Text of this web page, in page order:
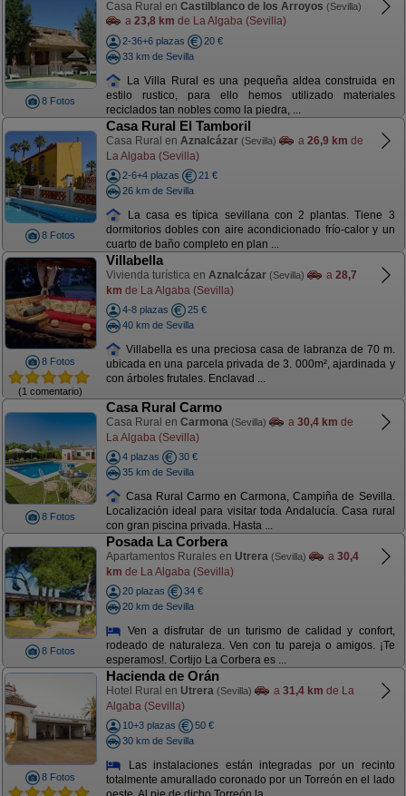
8 Fotos
Casa Rural en Castilblanco de los Arroyos (Sevilla)
a 23,8 km de La Algaba (Sevilla)
2-36+6 plazas
20 €
33 km de Sevilla
La Villa Rural es una pequeña aldea construida en
estilo rustico, para ello hemos utilizado materiales
reciclados tan nobles como la piedra, ...
8 Fotos
Casa Rural El Tamboril
Casa Rural en Aznalcázar (Sevilla) a 26,9 km de
La Algaba (Sevilla)
2-6+4 plazas
21 €
26 km de Sevilla
La casa es típica sevillana con 2 plantas. Tiene 3
dormitorios dobles con aire acondicionado frío-calor y un
cuarto de baño completo en plan ...
8 Fotos
(1 comentario)
Villabella
Vivienda turística en Aznalcázar (Sevilla) a 28,7
km de La Algaba (Sevilla)
4-8 plazas
25 €
40 km de Sevilla
Villabella es una preciosa casa de labranza de 70 m.
ubicada en una parcela privada de 3. 000m², ajardinada y
con árboles frutales. Enclavad ...
8 Fotos
Casa Rural Carmo
Casa Rural en Carmona (Sevilla) a 30,4 km de
La Algaba (Sevilla)
4 plazas
30 €
35 km de Sevilla
Casa Rural Carmo en Carmona, Campiña de Sevilla.
Localización ideal para visitar toda Andalucía. Casa rural
con gran piscina privada. Hasta ...
8 Fotos
Posada La Corbera
Apartamentos Rurales en Utrera (Sevilla) a 30,4
km de La Algaba (Sevilla)
20 plazas
34 €
20 km de Sevilla
Ven a disfrutar de un turismo de calidad y confort,
rodeado de naturaleza. Ven con tu pareja o amigos. ¡Te
esperamos!. Cortijo La Corbera es ...
8 Fotos
Hacienda de Orán
Hotel Rural en Utrera (Sevilla) a 31,4 km de La
Algaba (Sevilla)
10+3 plazas
50 €
30 km de Sevilla
Las instalaciones están integradas por un recinto
totalmente amurallado coronado por un Torreón en el lado